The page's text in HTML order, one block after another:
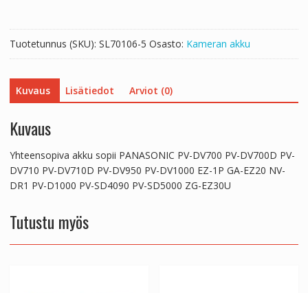
PV-
DV710
PV-
DV710D
PV-
DV950
PV-
DV1000
EZ-
1P
GA-
DR1
PV-
Tuotetunnus (SKU): SL70106-5 Osasto: Kameran akku
Kuvaus Lisätiedot Arviot (0)
Kuvaus
Yhteensopiva akku sopii PANASONIC PV-DV700 PV-DV700D PV-
DV710 PV-DV710D PV-DV950 PV-DV1000 EZ-1P GA-EZ20 NV-
DR1 PV-D1000 PV-SD4090 PV-SD5000 ZG-EZ30U
Tutustu myös